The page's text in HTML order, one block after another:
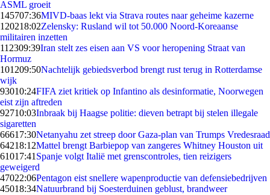
ASML groeit
145707:36MIVD-baas lekt via Strava routes naar geheime kazerne
120218:02Zelensky: Rusland wil tot 50.000 Noord-Koreaanse
militairen inzetten
112309:39Iran stelt zes eisen aan VS voor heropening Straat van
Hormuz
101209:50Nachtelijk gebiedsverbod brengt rust terug in Rotterdamse
wijk
93010:24FIFA ziet kritiek op Infantino als desinformatie, Noorwegen
eist zijn aftreden
92710:03Inbraak bij Haagse politie: dieven betrapt bij stelen illegale
sigaretten
66617:30Netanyahu zet streep door Gaza-plan van Trumps Vredesraad
64218:12Mattel brengt Barbiepop van zangeres Whitney Houston uit
61017:41 Spanje volgt Italië met grenscontroles, tien reizigers
geweigerd
47022:06Pentagon eist snellere wapenproductie van defensiebedrijven
45018:34Natuurbrand bij Soesterduinen geblust, brandweer